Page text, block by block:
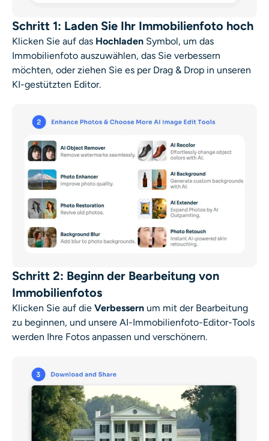
Schritt 1: Laden Sie Ihr Immobilienfoto hoch
Klicken Sie auf das Hochladen Symbol, um das
Immobilienfoto auszuwählen, das Sie verbessern
möchten, oder ziehen Sie es per Drag & Drop in unseren
KI-gestützten Editor.
Schritt 2: Beginn der Bearbeitung von
Immobilienfotos
Klicken Sie auf die Verbessern um mit der Bearbeitung
zu beginnen, und unsere AI-Immobilienfoto-Editor-Tools
werden Ihre Fotos anpassen und verschönern.